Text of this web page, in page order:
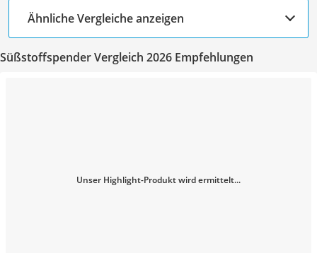
Ähnliche Vergleiche anzeigen
Süßstoffspender Vergleich 2026 Empfehlungen
Unser Highlight-Produkt wird ermittelt...